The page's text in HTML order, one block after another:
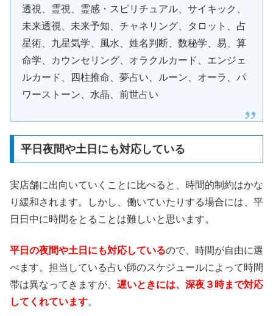
透視、霊視、霊感・スピリチュアル、サイキック、
未来透視、未来予知、チャネリング、タロット、占
星術、九星気学、風水、姓名判断、数秘学、易、算
命学、カウンセリング、オラクルカード、エンジェ
ルカード、四柱推命、夢占い、ルーン、オーラ、パ
ワーストーン、水晶、前世占い
平日夜間や土日にも対応している
実店舗に出向いていくことに比べると、時間的制約はかな
り緩和されます。しかし、働いていたりする場合には、平
日日中に時間をとることは難しいと思います。
平日の夜間や土日にも対応しているので、時間が自由に選
べます。担当している占い師のスケジュールによって時間
帯は異なってきますが、 遅いときには、深夜３時まで対応
してくれています。